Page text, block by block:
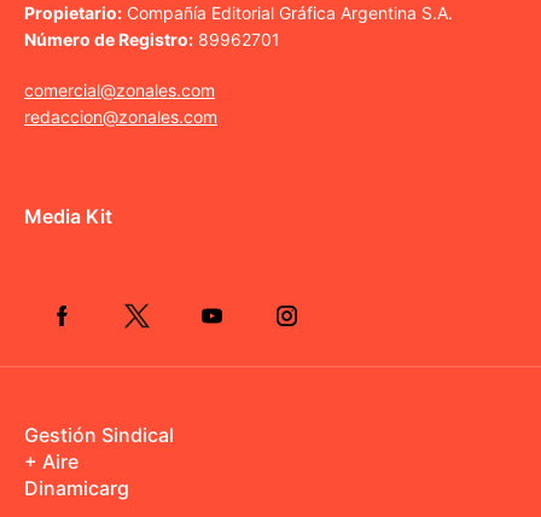
Propietario: Compañía Editorial Gráfica Argentina S.A.
Número de Registro: 89962701
comercial@zonales.com
redaccion@zonales.com
Media Kit
Gestión Sindical
+ Aire
Dinamicarg